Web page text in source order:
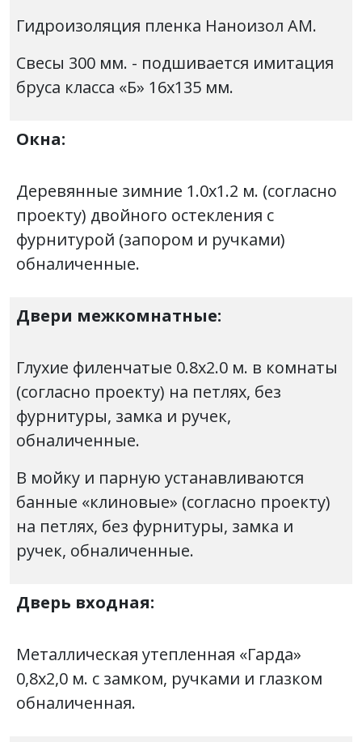
Гидроизоляция пленка Наноизол АМ.
Свесы 300 мм. - подшивается имитация
бруса класса «Б» 16х135 мм.
Окна:
Деревянные зимние 1.0х1.2 м. (согласно
проекту) двойного остекления с
фурнитурой (запором и ручками)
обналиченные.
Двери межкомнатные:
Глухие филенчатые 0.8х2.0 м. в комнаты
(согласно проекту) на петлях, без
фурнитуры, замка и ручек,
обналиченные.
В мойку и парную устанавливаются
банные «клиновые» (согласно проекту)
на петлях, без фурнитуры, замка и
ручек, обналиченные.
Дверь входная:
Металлическая утепленная «Гарда»
0,8х2,0 м. с замком, ручками и глазком
обналиченная.